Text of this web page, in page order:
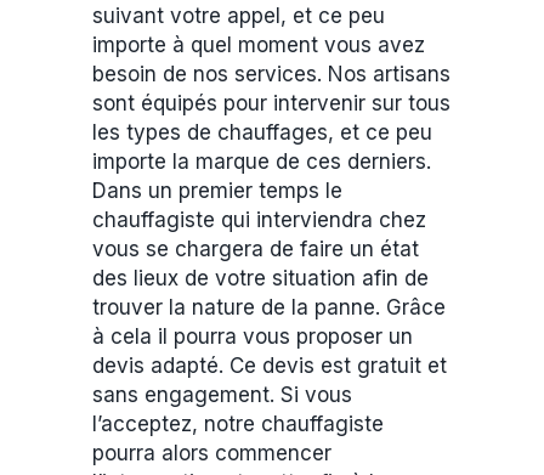
suivant votre appel, et ce peu
importe à quel moment vous avez
besoin de nos services. Nos artisans
sont équipés pour intervenir sur tous
les types de chauffages, et ce peu
importe la marque de ces derniers.
Dans un premier temps le
chauffagiste qui interviendra chez
vous se chargera de faire un état
des lieux de votre situation afin de
trouver la nature de la panne. Grâce
à cela il pourra vous proposer un
devis adapté. Ce devis est gratuit et
sans engagement. Si vous
l’acceptez, notre chauffagiste
pourra alors commencer